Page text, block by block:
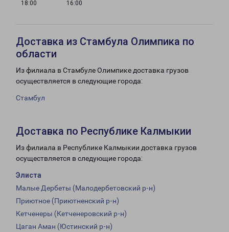
18:00
16:00
Доставка из Стамбула Олимпика по
области
Из филиала в Стамбуле Олимпике доставка грузов
осуществляется в следующие города:
Стамбул
Доставка по Республике Калмыкии
Из филиала в Республике Калмыкии доставка грузов
осуществляется в следующие города:
Элиста
Малые Дербеты (Малодербетовский р-н)
Приютное (Приютненский р-н)
Кетченеры (Кетченеровский р-н)
Цаган Аман (Юстинский р-н)